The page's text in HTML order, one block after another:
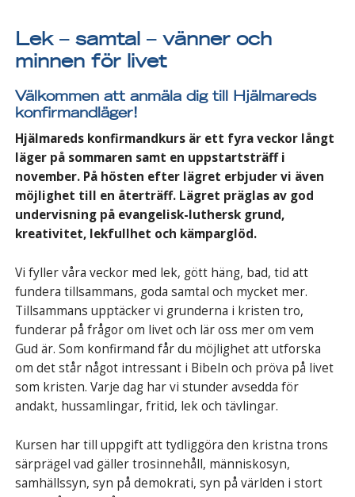
Lek – samtal – vänner och
minnen för livet
Välkommen att anmäla dig till Hjälmareds
konfirmandläger!
Hjälmareds konfirmandkurs är ett fyra veckor långt
läger på sommaren samt en uppstartsträff i
november. På hösten efter lägret erbjuder vi även
möjlighet till en återträff. Lägret präglas av god
undervisning på evangelisk-luthersk grund,
kreativitet, lekfullhet och kämparglöd.
Vi fyller våra veckor med lek, gött häng, bad, tid att
fundera tillsammans, goda samtal och mycket mer.
Tillsammans upptäcker vi grunderna i kristen tro,
funderar på frågor om livet och lär oss mer om vem
Gud är. Som konfirmand får du möjlighet att utforska
om det står något intressant i Bibeln och pröva på livet
som kristen. Varje dag har vi stunder avsedda för
andakt, hussamlingar, fritid, lek och tävlingar.
Kursen har till uppgift att tydliggöra den kristna trons
särprägel vad gäller trosinnehåll, människosyn,
samhällssyn, syn på demokrati, syn på världen i stort